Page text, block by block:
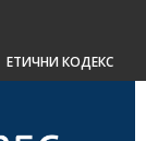
ЕТИЧНИ КОДЕКС